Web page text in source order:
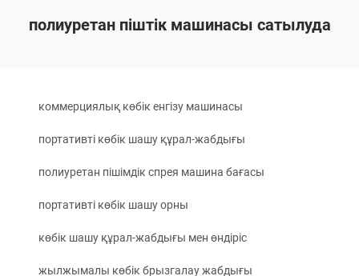
полиуретан піштік машинасы сатылуда
коммерциялық көбік енгізу машинасы
портативті көбік шашу құрал-жабдығы
полиуретан пішімдік спрея машина бағасы
портативті көбік шашу орны
көбік шашу құрал-жабдығы мен өндіріс
жылжымалы көбік брызгалау жабдығы